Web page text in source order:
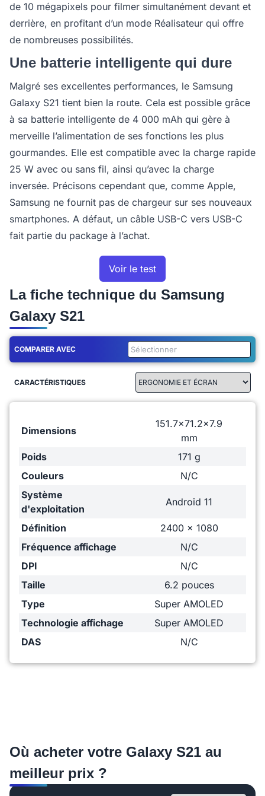
de 10 mégapixels pour filmer simultanément devant et
derrière, en profitant d’un mode Réalisateur qui offre
de nombreuses possibilités.
Une batterie intelligente qui dure
Malgré ses excellentes performances, le Samsung
Galaxy S21 tient bien la route. Cela est possible grâce
à sa batterie intelligente de 4 000 mAh qui gère à
merveille l’alimentation de ses fonctions les plus
gourmandes. Elle est compatible avec la charge rapide
25 W avec ou sans fil, ainsi qu’avec la charge
inversée. Précisons cependant que, comme Apple,
Samsung ne fournit pas de chargeur sur ses nouveaux
smartphones. A défaut, un câble USB-C vers USB-C
fait partie du package à l’achat.
Voir le test
La fiche technique du Samsung
Galaxy S21
COMPARER AVEC
CARACTÉRISTIQUES
Dimensions
151.7x71.2x7.9
mm
Poids
171 g
Couleurs
N/C
Système
d'exploitation
Android 11
Définition
2400 x 1080
Fréquence affichage
N/C
DPI
N/C
Taille
6.2 pouces
Type
Super AMOLED
Technologie affichage
Super AMOLED
DAS
N/C
Où acheter votre Galaxy S21 au
meilleur prix ?